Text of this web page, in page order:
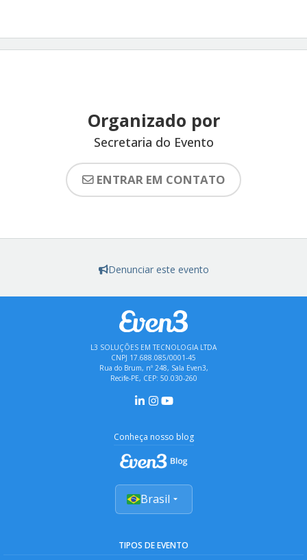
Organizado por
Secretaria do Evento
ENTRAR EM CONTATO
Denunciar este evento
L3 SOLUÇÕES EM TECNOLOGIA LTDA
CNPJ 17.688.085/0001-45
Rua do Brum, nº 248, Sala Even3,
Recife-PE, CEP: 50.030-260
Conheça nosso blog
Brasil
TIPOS DE EVENTO